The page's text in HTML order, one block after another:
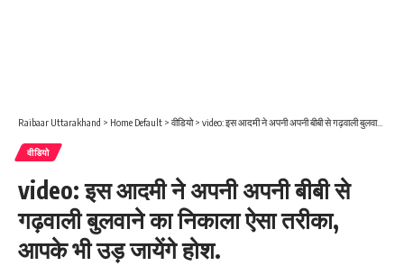
Raibaar Uttarakhand > Home Default > वीडियो> video: इस आदमी ने अपनी अपनी बीबी से गढ़वाली बुलवाने का निकाला ऐसा तरीका, आपके भी उड़ जायेंगे होश.
वीडियो
video: इस आदमी ने अपनी अपनी बीबी से
गढ़वाली बुलवाने का निकाला ऐसा तरीका,
आपके भी उड़ जायेंगे होश.